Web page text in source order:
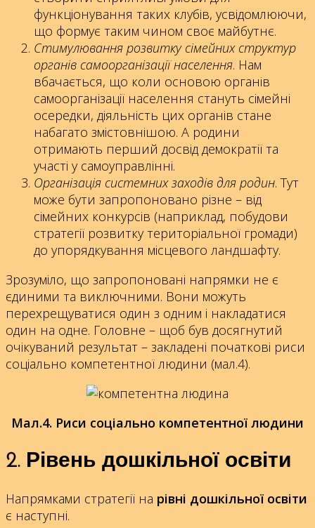
функціонування таких клубів, усвідомлюючи,
що формує таким чином своє майбутнє.
Стимулювання розвитку сімейних структур
органів самоорганізації населення. Нам
вбачається, що коли основою органів
самоорганізації населення стануть сімейні
осередки, діяльність цих органів стане
набагато змістовнішою. А родини
отримають перший досвід демократії та
участі у самоуправлінні.
Організація системних заходів для родин. Тут
може бути запропоновано різне – від
сімейних конкурсів (наприклад, побудови
стратегії розвитку територіальної громади)
до упорядкування місцевого ландшафту.
Зрозуміло, що запропоновані напрямки не є
єдиними та виключними. Вони можуть
перехрещуватися один з одним і накладатися
один на одне. Головне – щоб був досягнутий
очікуваний результат – закладені початкові риси
соціально компетентної людини (мал.4).
Мал.4. Риси соціально компетентної людини
2. Рівень дошкільної освіти
Напрямками стратегії на рівні дошкільної освіти
є наступні.